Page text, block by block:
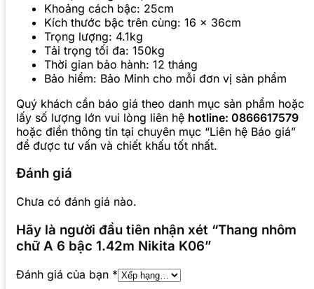
Khoảng cách bậc: 25cm
Kích thước bậc trên cùng: 16 x 36cm
Trọng lượng: 4.1kg
Tải trọng tối đa: 150kg
Thời gian bảo hành: 12 tháng
Bảo hiểm: Bảo Minh cho mỗi đơn vị sản phẩm
Quý khách cần báo giá theo danh mục sản phẩm hoặc
lấy số lượng lớn vui lòng liên hệ hotline: 0866617579
hoặc điền thông tin tại chuyên mục “Liên hệ Báo giá”
để được tư vấn và chiết khấu tốt nhất.
Đánh giá
Chưa có đánh giá nào.
Hãy là người đầu tiên nhận xét “Thang nhôm
chữ A 6 bậc 1.42m Nikita K06”
Đánh giá của bạn *